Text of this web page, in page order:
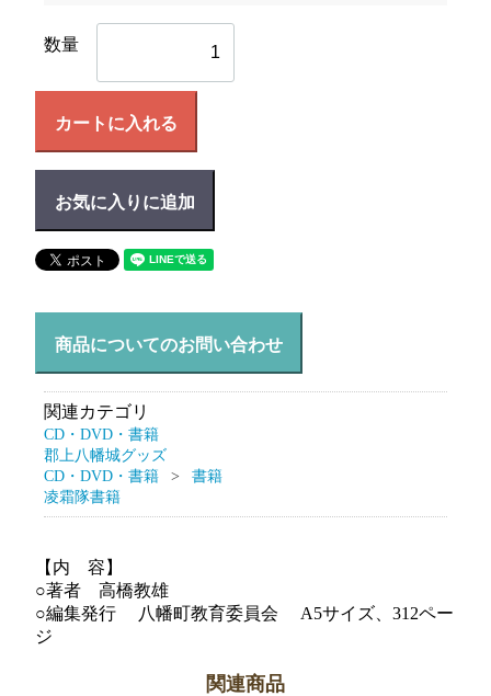
数量
カートに入れる
お気に入りに追加
商品についてのお問い合わせ
関連カテゴリ
CD・DVD・書籍
郡上八幡城グッズ
CD・DVD・書籍
書籍
凌霜隊書籍
【内 容】
○著者 高橋教雄
○編集発行 八幡町教育委員会 A5サイズ、312ペー
ジ
関連商品